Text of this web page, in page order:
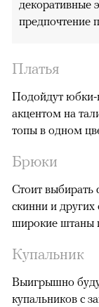
декоративные
предпочтение
Платья
Подойдут юбки-
акцентом на
топы в одном
Брюки
Стоит выбирать
скинни и
широкие штаны
Купальник
Выигрышно
купальников с